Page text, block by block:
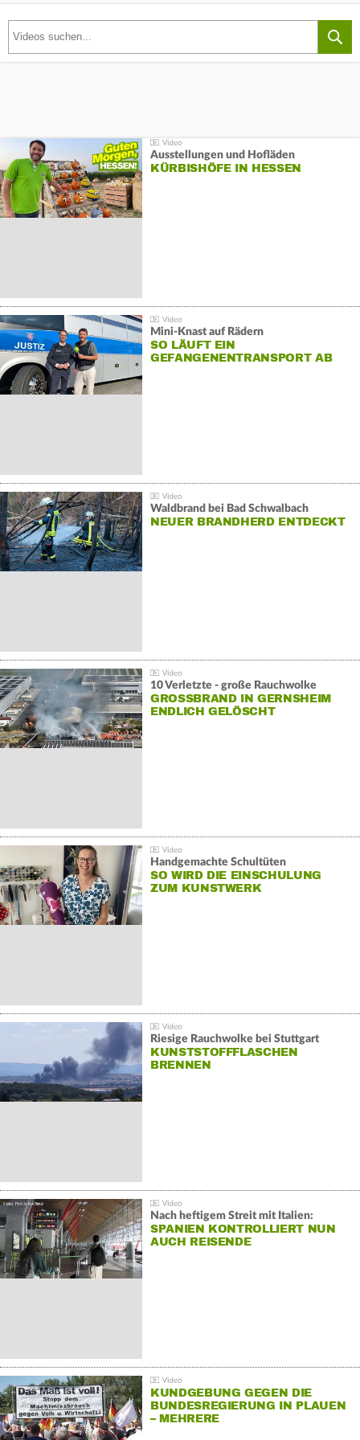
Ausstellungen und Hofläden
KÜRBISHÖFE IN HESSEN
Mini-Knast auf Rädern
SO LÄUFT EIN
GEFANGENENTRANSPORT AB
Waldbrand bei Bad Schwalbach
NEUER BRANDHERD ENTDECKT
10 Verletzte - große Rauchwolke
GROSSBRAND IN GERNSHEIM E
NDLICH GELÖSCHT
Handgemachte Schultüten
SO WIRD DIE EINSCHULUNG
ZUM KUNSTWERK
Riesige Rauchwolke bei Stuttgart
KUNSTSTOFFFLASCHEN
BRENNEN
Nach heftigem Streit mit Italien:
SPANIEN KONTROLLIERT NUN
AUCH REISENDE
KUNDGEBUNG GEGEN DIE
BUNDESREGIERUNG IN PLAUEN
– MEHRERE